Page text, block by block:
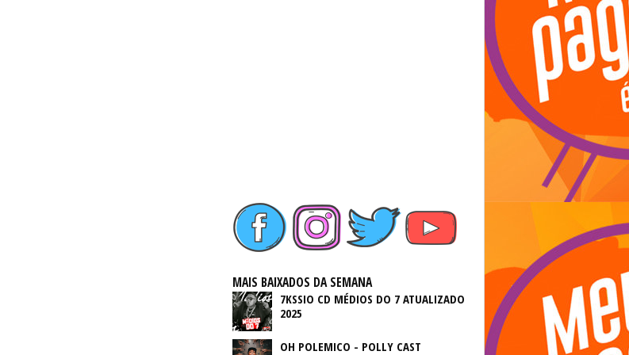
MAIS BAIXADOS DA SEMANA
7KSSIO CD MÉDIOS DO 7 ATUALIZADO
2025
OH POLEMICO - POLLY CAST